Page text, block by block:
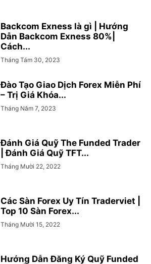
Backcom Exness là gì | Hướng
Dẫn Backcom Exness 80%|
Cách...
Tháng Tám 30, 2023
Đào Tạo Giao Dịch Forex Miễn Phí
– Trị Giá Khóa...
Tháng Năm 7, 2023
Đánh Giá Quỹ The Funded Trader
| Đánh Giá Quỹ TFT...
Tháng Mười 22, 2022
Các Sàn Forex Uy Tín Traderviet |
Top 10 Sàn Forex...
Tháng Mười 15, 2022
Hướng Dẫn Đăng Ký Quỹ Funded